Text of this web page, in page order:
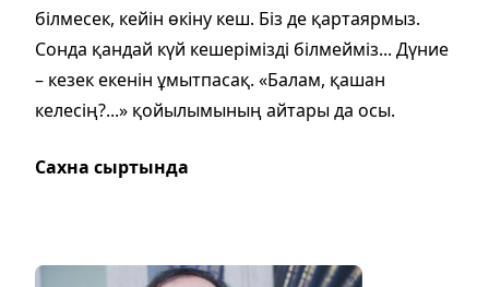
білмесек, кейін өкіну кеш. Біз де қартаярмыз.
Сонда қандай күй кешерімізді білмейміз... Дүние
– кезек екенін ұмытпасақ. «Балам, қашан
келесің?...» қойылымының айтары да осы.
Сахна сыртында